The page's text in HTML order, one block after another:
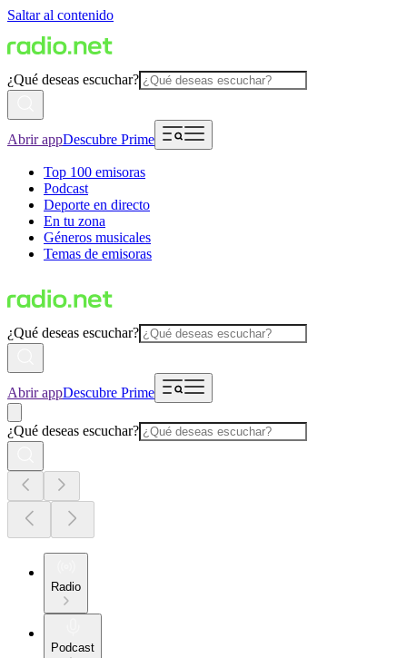
Saltar al contenido
¿Qué deseas escuchar?
Abrir appDescubre Prime
Top 100 emisoras
Podcast
Deporte en directo
En tu zona
Géneros musicales
Temas de emisoras
¿Qué deseas escuchar?
Abrir appDescubre Prime
¿Qué deseas escuchar?
Radio
Podcast